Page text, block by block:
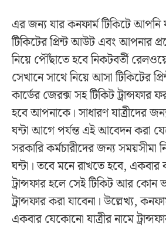
এর জন্য যার কনফার্ম টিকিটে আপনি
টিকিটের প্রিন্ট আউট এবং আপনার
নিয়ে পৌঁছাতে হবে নিকটবর্তী
সেখানে সাথে নিয়ে আসা টিকিটের
কার্ডের জেরক্স সহ টিকিট
হবে আপনাকে। সাধারণ যাত্রীদের
ঘন্টা আগে পর্যন্ত এই আবেদন করা
সরকারি কর্মচারীদের জন্য সময়সীমা
ঘন্টা। তবে মনে রাখতে হবে, একবার
ট্রান্সফার হলে সেই টিকিট আর কোন
ট্রান্সফার করা যাবেনা। উল্লেখ্য,
একবার যেকোনো যাত্রীর নামে